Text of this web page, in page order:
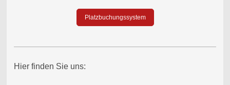
Platzbuchungssystem
Hier finden Sie uns: